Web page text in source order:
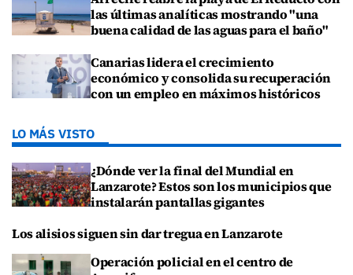
las últimas analíticas mostrando "una
buena calidad de las aguas para el baño"
Canarias lidera el crecimiento
económico y consolida su recuperación
con un empleo en máximos históricos
LO MÁS VISTO
¿Dónde ver la final del Mundial en
Lanzarote? Estos son los municipios que
instalarán pantallas gigantes
Los alisios siguen sin dar tregua en Lanzarote
Operación policial en el centro de